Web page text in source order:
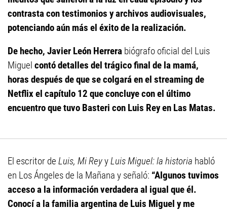
contrasta con testimonios y archivos audiovisuales,
potenciando aún más el éxito de la realización.
De hecho, Javier León Herrera biógrafo oficial del Luis
Miguel contó detalles del trágico final de la mamá,
horas después de que se colgará en el streaming de
Netflix el capítulo 12 que concluye con el último
encuentro que tuvo Basteri con Luis Rey en Las Matas.
El escritor de Luis, Mi ReyyLuis Miguel: la historia habló
en Los Ángeles de la Mañana y señaló: “Algunos tuvimos
acceso a la información verdadera al igual que él.
Conocí a la familia argentina de Luis Miguel y me